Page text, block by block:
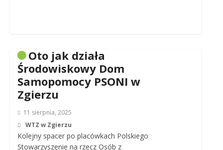
Oto jak działa
Środowiskowy Dom
Samopomocy PSONI w
Zgierzu
11 sierpnia, 2025
WTZ w Zgierzu
Kolejny spacer po placówkach Polskiego
Stowarzyszenie na rzecz Osób z